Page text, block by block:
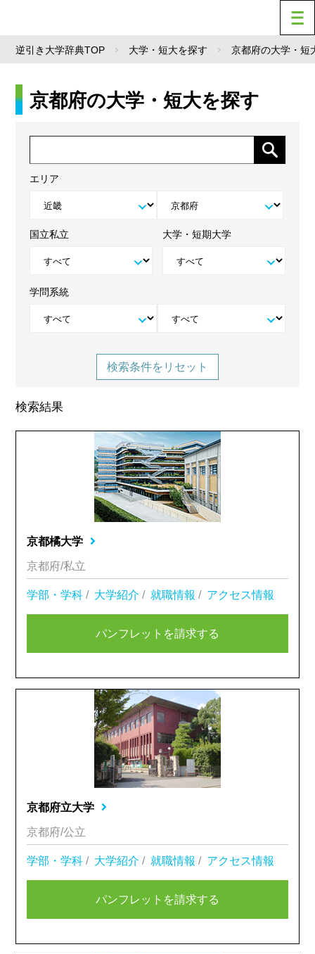
逆引き大学辞典TOP 大学・短大を探す 京都府の大学・短
京都府の大学・短大を探す
エリア
国立私立 大学・短期大学
学問系統
検索条件をリセット
検索結果
京都橘大学
京都府/私立
学部・学科 / 大学紹介 / 就職情報 / アクセス情報
パンフレットを請求する
京都府立大学
京都府/公立
学部・学科 / 大学紹介 / 就職情報 / アクセス情報
パンフレットを請求する